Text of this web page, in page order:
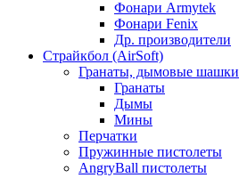
Фонари Armytek
Фонари Fenix
Др. производители
Страйкбол (AirSoft)
Гранаты, дымовые шашки
Гранаты
Дымы
Мины
Перчатки
Пружинные пистолеты
AngryBall пистолеты